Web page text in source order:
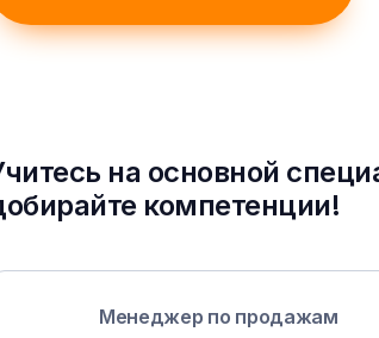
на основной
компетенции!
Менеджер по продажам